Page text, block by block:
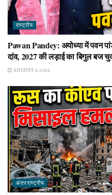
राष्ट्रीय
Pawan Pandey: अयोध्या में पवन
दांव, 2027 की लड़ाई का बिगुल बज
AUGUST 6, 2026
अंतरराष्ट्रीय